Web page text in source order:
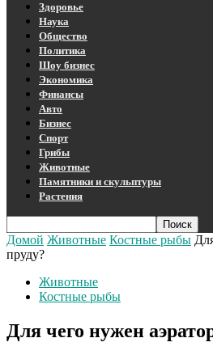
Здоровье
Наука
Общество
Политика
Шоу бизнес
Экономика
Финансы
Авто
Бизнес
Спорт
Грибы
Животные
Памятники и скульптуры
Растения
Домой Животные Костные рыбы
пруду?
Животные
Костные рыбы
Для чего нужен